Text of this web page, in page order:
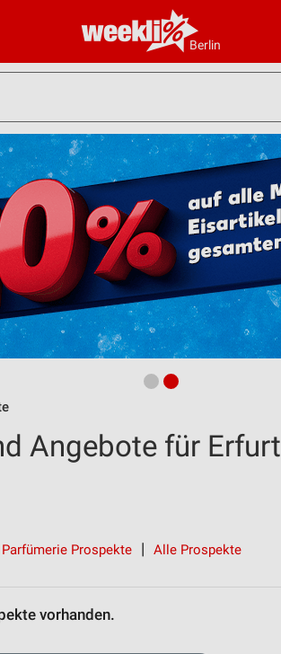
Berlin
Angebote für Erfurt
Prospekte Alle Prospekte
vorhanden.